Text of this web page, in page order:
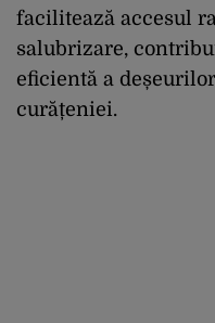
facilitează accesul
salubrizare,
eficientă a
curățeniei.